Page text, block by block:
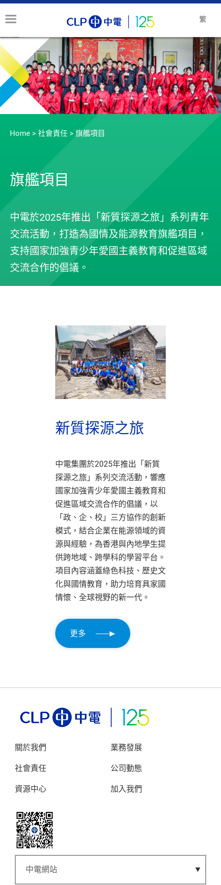
繁
Home > 社會責任 > 旗艦項目
旗艦項目
中電於2025年推出「新質探源之旅」系列青年
交流活動，打造為國情及能源教育旗艦項目，
支持國家加強青少年愛國主義教育和促進區域
交流合作的倡議。
新質探源之旅
中電集團於2025年推出「新質
探源之旅」系列交流活動，響應
國家加強青少年愛國主義教育和
促進區域交流合作的倡議，以
「政、企、校」三方協作的創新
模式，結合企業在能源領域的資
源與經驗，為香港與內地學生提
供跨地域、跨學科的學習平台。
項目內容涵蓋綠色科技、歷史文
化與國情教育，助力培育具家國
情懷、全球視野的新一代。
更多
關於我們 業務發展
社會責任 公司動態
資源中心 加入我們